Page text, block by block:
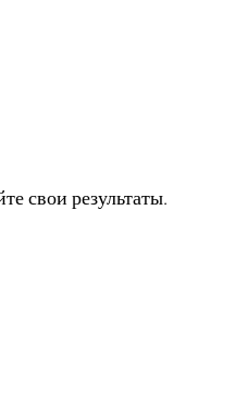
свои результаты.